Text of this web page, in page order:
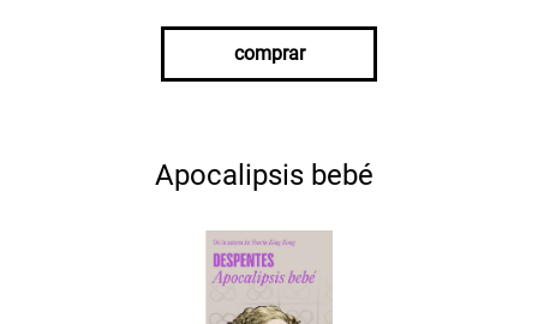
comprar
Apocalipsis bebé